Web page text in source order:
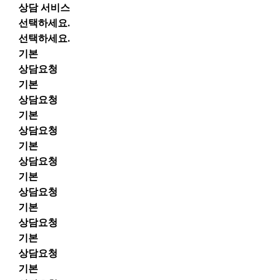
상담 서비스
선택하세요.
선택하세요.
기본
상담요청
기본
상담요청
기본
상담요청
기본
상담요청
기본
상담요청
기본
상담요청
기본
상담요청
기본